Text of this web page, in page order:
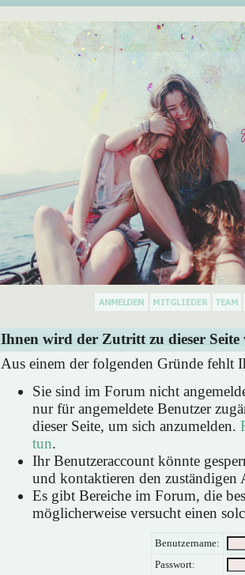
Ihnen wird der Zutritt zu dieser Seite
Aus einem der folgenden Gründe fehlt
Sie sind im Forum nicht
nur für angemeldete Benutzer
dieser Seite, um sich anzumelden.
tun.
Ihr Benutzeraccount könnte
und kontaktieren den zuständigen
Es gibt Bereiche im Forum, die
möglicherweise versucht einen
Benutzername:
Passwort: